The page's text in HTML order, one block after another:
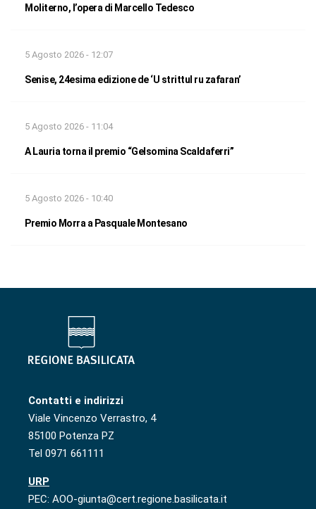
Moliterno, l’opera di Marcello Tedesco
5 Agosto 2026 - 12:07
Senise, 24esima edizione de ‘U strittul ru zafaran’
5 Agosto 2026 - 11:04
A Lauria torna il premio “Gelsomina Scaldaferri”
5 Agosto 2026 - 10:40
Premio Morra a Pasquale Montesano
Contatti e indirizzi
Viale Vincenzo Verrastro, 4
85100 Potenza PZ
Tel 0971 661111
URP
PEC: AOO-giunta@cert.regione.basilicata.it